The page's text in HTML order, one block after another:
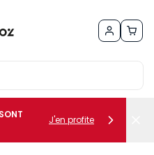
J'en profite